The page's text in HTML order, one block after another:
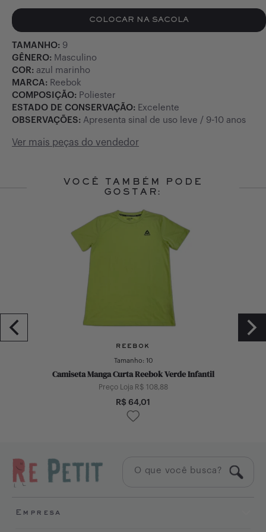
COLOCAR NA SACOLA
TAMANHO: 9
GÊNERO: Masculino
COR: azul marinho
MARCA: Reebok
COMPOSIÇÃO: Poliester
ESTADO DE CONSERVAÇÃO: Excelente
OBSERVAÇÕES: Apresenta sinal de uso leve / 9-10 anos
Ver mais peças do vendedor
VOCÊ TAMBÉM PODE
GOSTAR:
REEBOK
Tamanho: 10
Camiseta Manga Curta Reebok Verde Infantil
Preço Loja R$ 108,88
R$ 64,01
Empresa